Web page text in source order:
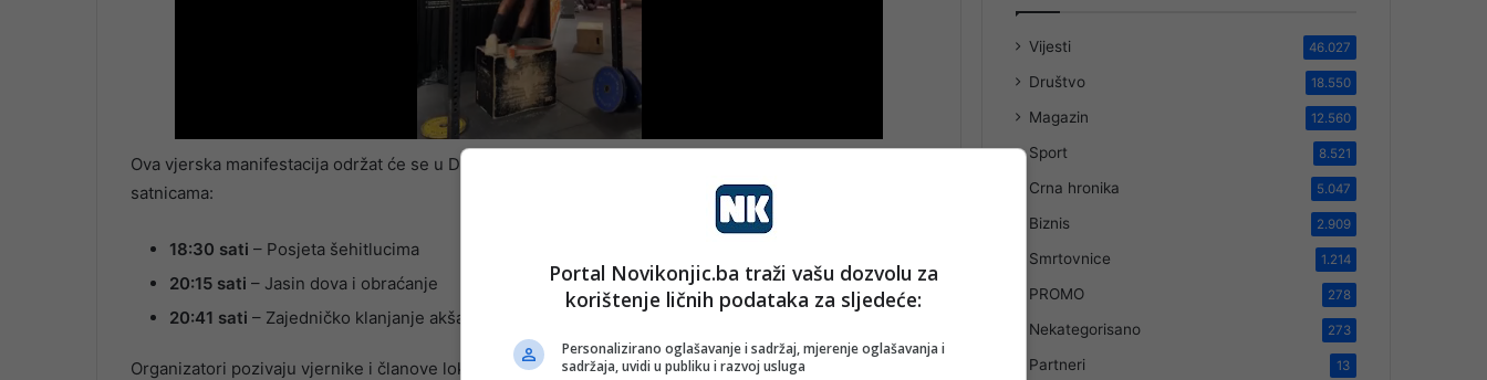
Ova vjerska manifestacija održat će se u Džamiji Ribići prema zvanično utvrđenom protokolu i
satnicama:
18:30 sati – Posjeta šehitlucima
20:15 sati – Jasin dova i obraćanje
20:41 sati – Zajedničko klanjanje akšam-namaza
Organizatori pozivaju vjernike i članove lokalne zajednice da svojim prisustvom odaju počast
Vijesti 46.027
Društvo 18.550
Magazin 12.560
Sport 8.521
Crna hronika 5.047
Biznis 2.909
Smrtovnice 1.214
PROMO 278
Nekategorisano 273
Partneri 13
Portal Novikonjic.ba traži vašu dozvolu za
korištenje ličnih podataka za sljedeće:
Personalizirano oglašavanje i sadržaj, mjerenje oglašavanja i
sadržaja, uvidi u publiku i razvoj usluga